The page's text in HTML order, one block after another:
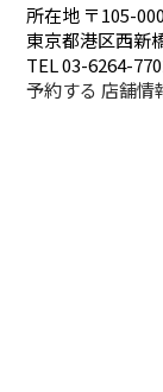
所在地 〒105-
東京都港区西新
TEL03-6264-
予約する 店舗情